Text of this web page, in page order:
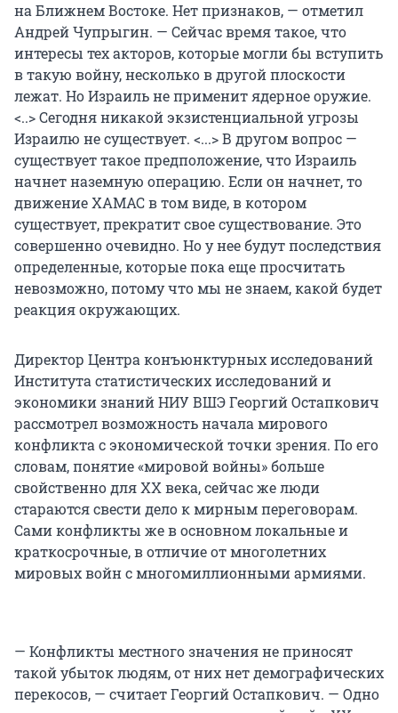
на Ближнем Востоке. Нет признаков, — отметил
Андрей Чупрыгин. — Сейчас время такое, что
интересы тех акторов, которые могли бы вступить
в такую войну, несколько в другой плоскости
лежат. Но Израиль не применит ядерное оружие.
<..> Сегодня никакой экзистенциальной угрозы
Израилю не существует. <...> В другом вопрос —
существует такое предположение, что Израиль
начнет наземную операцию. Если он начнет, то
движение ХАМАС в том виде, в котором
существует, прекратит свое существование. Это
совершенно очевидно. Но у нее будут последствия
определенные, которые пока еще просчитать
невозможно, потому что мы не знаем, какой будет
реакция окружающих.
Директор Центра конъюнктурных исследований
Института статистических исследований и
экономики знаний НИУ ВШЭ Георгий Остапкович
рассмотрел возможность начала мирового
конфликта с экономической точки зрения. По его
словам, понятие «мировой войны» больше
свойственно для XX века, сейчас же люди
стараются свести дело к мирным переговорам.
Сами конфликты же в основном локальные и
краткосрочные, в отличие от многолетних
мировых войн с многомиллионными армиями.
— Конфликты местного значения не приносят
такой убыток людям, от них нет демографических
перекосов, — считает Георгий Остапкович. — Одно